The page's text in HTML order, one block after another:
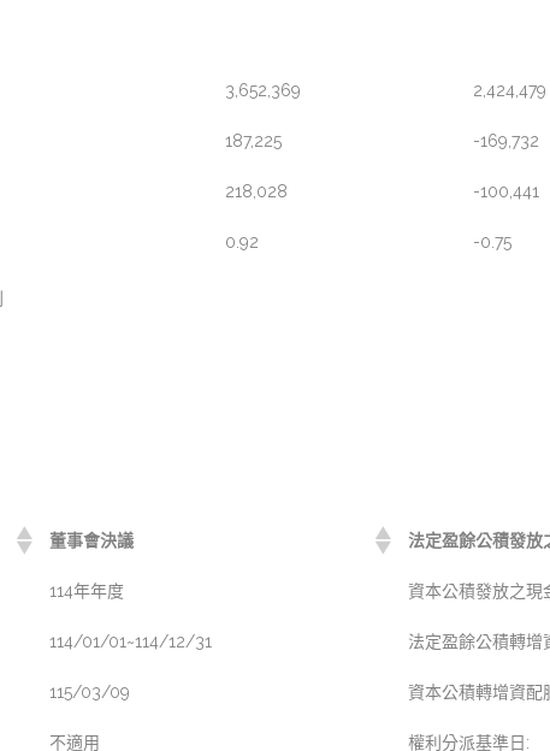
3,652,369 2,424,479
187,225 -169,732
218,028 -100,441
0.92 -0.75
董事會決議 法定盈餘公積發
114年年度 資本公積發放之現
114/01/01~114/12/31 法定盈餘公積轉增
115/03/09 資本公積轉增資配
不適用 權利分派基準日: